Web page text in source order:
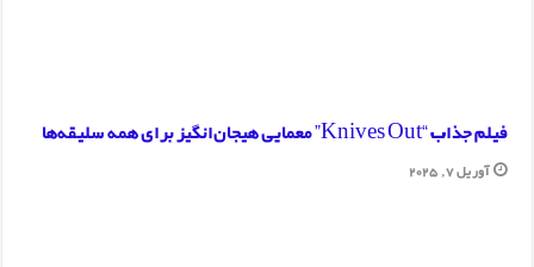
فیلم جذاب “Knives Out” معمایی هیجان‌انگیز برای همه سلیقه‌ها
آوریل 7, 2025